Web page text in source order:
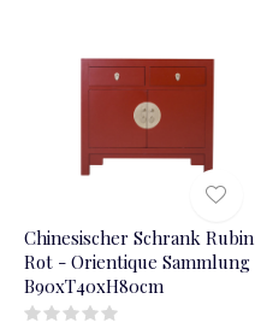
Chinesischer Schrank Rubin
Rot - Orientique Sammlung
B90xT40xH80cm